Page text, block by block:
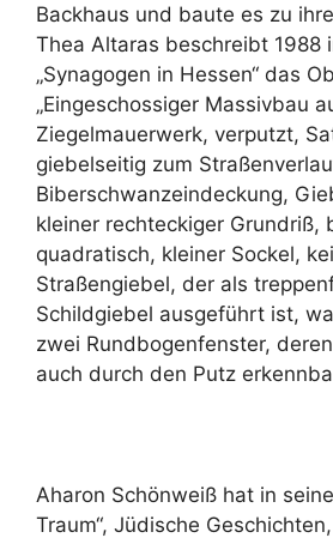
Backhaus und baute es zu
Thea Altaras beschreibt 1988
„Synagogen in Hessen“ das
„Eingeschossiger Massivbau
Ziegelmauerwerk, verputzt,
giebelseitig zum
Biberschwanzeindeckung,
kleiner rechteckiger Grundriß,
quadratisch, kleiner Sockel,
Straßengiebel, der als
Schildgiebel ausgeführt ist,
zwei Rundbogenfenster,
auch durch den Putz
Aharon Schönweiß hat in
Traum“, Jüdische